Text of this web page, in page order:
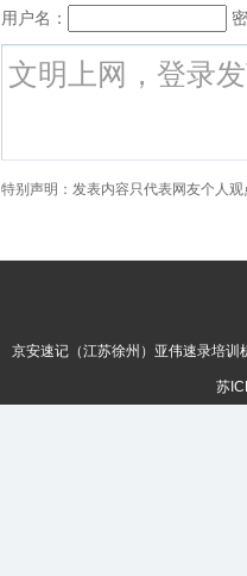
用户名：
特别声明：发表内容只代表网友个人
京安速记（江苏徐州）亚伟速录培
苏